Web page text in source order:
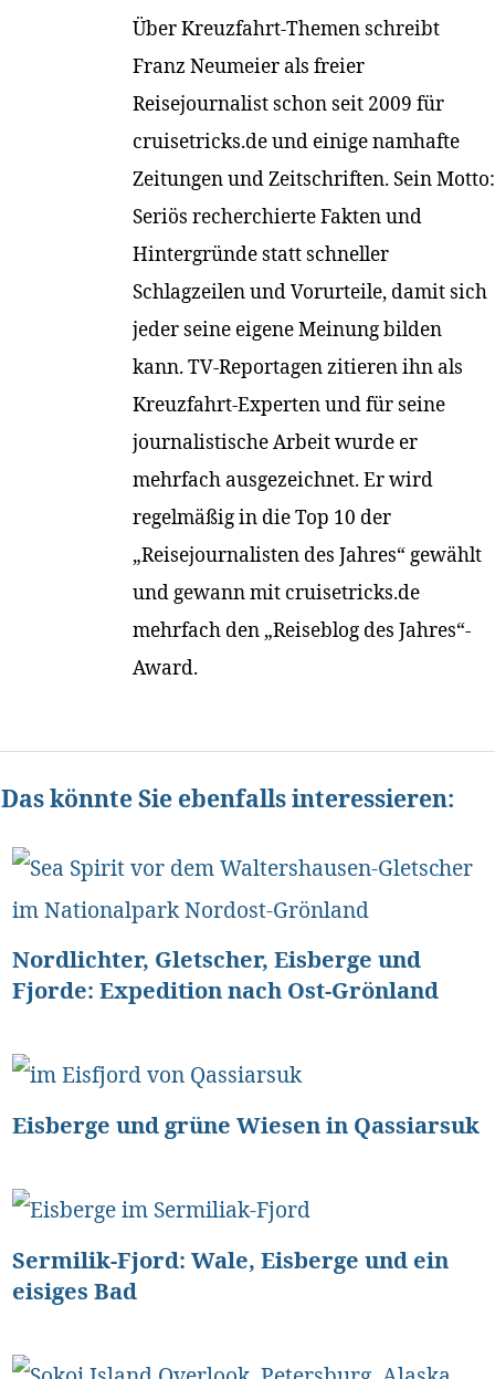
Über Kreuzfahrt-Themen schreibt
Franz Neumeier als freier
Reisejournalist schon seit 2009 für
cruisetricks.de und einige namhafte
Zeitungen und Zeitschriften. Sein Motto:
Seriös recherchierte Fakten und
Hintergründe statt schneller
Schlagzeilen und Vorurteile, damit sich
jeder seine eigene Meinung bilden
kann. TV-Reportagen zitieren ihn als
Kreuzfahrt-Experten und für seine
journalistische Arbeit wurde er
mehrfach ausgezeichnet. Er wird
regelmäßig in die Top 10 der
„Reisejournalisten des Jahres“ gewählt
und gewann mit cruisetricks.de
mehrfach den „Reiseblog des Jahres“-
Award.
Das könnte Sie ebenfalls interessieren:
Nordlichter, Gletscher, Eisberge und
Fjorde: Expedition nach Ost-Grönland
Eisberge und grüne Wiesen in Qassiarsuk
Sermilik-Fjord: Wale, Eisberge und ein
eisiges Bad